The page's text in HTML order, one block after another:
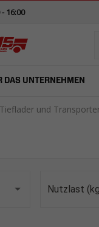
- 16:00
DAS UNTERNEHMEN
Tieflader und
Nutzlast